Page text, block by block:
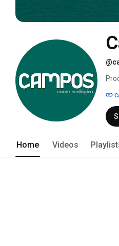
Home Videos